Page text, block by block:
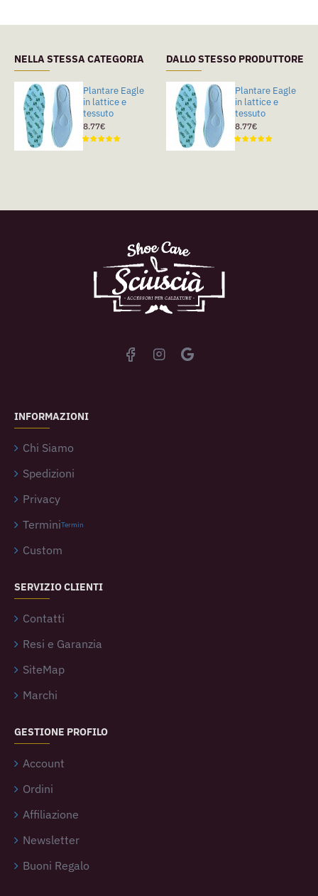
NELLA STESSA CATEGORIA
Plantare Eagle
in lattice e
tessuto
8.77€
Plantare Eagle
in pelle
pregiata e
lattice
15.53€
DALLO STESSO PRODUTTORE
Plantare Eagle
in lattice e
tessuto
8.77€
INFORMAZIONI
Chi Siamo
Spedizioni
Privacy
TerminiTermin
Custom
SERVIZIO CLIENTI
Contatti
Resi e Garanzia
SiteMap
Marchi
GESTIONE PROFILO
Account
Ordini
Affiliazione
Newsletter
Buoni Regalo